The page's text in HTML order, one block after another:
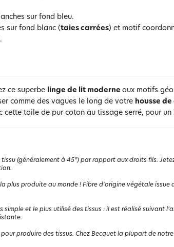
sur fond bleu.
sur fond blanc (taies carrées) et motif
ce superbe linge de lit moderne aux motifs
comme des vagues le long de votre housse
cette toile de pur coton au tissage serré, pour un
(généralement à 45°) par rapport aux droits fils.
plus produite au monde ! Fibre d'origine végétale issue
simple et le plus utilisé des tissus : il est réalisé suivant
produire des tissus. Chez Becquet la plupart de